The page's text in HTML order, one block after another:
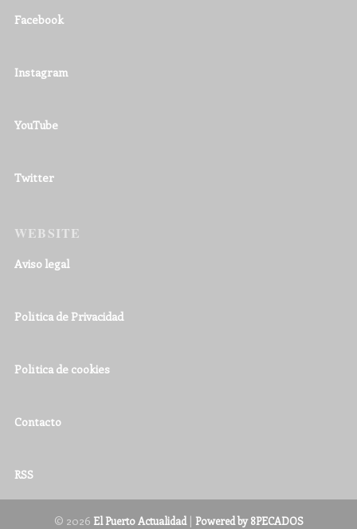
Facebook
Instagram
YouTube
Twitter
WEBSITE
Aviso legal
Política de Privacidad
Política de cookies
Contacto
RSS
© 2026 El Puerto Actualidad| Powered by 8PECADOS